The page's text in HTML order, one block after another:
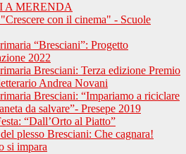
A MERENDA
con il cinema" - Scuole
“Bresciani”: Progetto
2022
Bresciani: Terza edizione Premio
Andrea Novani
Bresciani: “Impariamo a riciclare
da salvare”- Presepe 2019
“Dall’Orto al Piatto”
plesso Bresciani: Che cagnara!
si impara